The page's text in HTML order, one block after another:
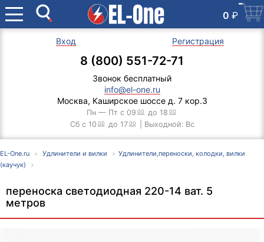
0 ₽
Вход Регистрация
8 (800) 551-72-71
Звонок бесплатный
info@el-one.ru
Москва, Каширское шоссе д. 7 кор.3
Пн — Пт с 09 00 до 18 00
Сб с 10 00 до 17 00 | Выходной: Вс
EL-One.ru Удлинители и вилки
Удлинители,переноски, колодки, вилки
(каучук)
переноска светодиодная 220-14 ват. 5
метров